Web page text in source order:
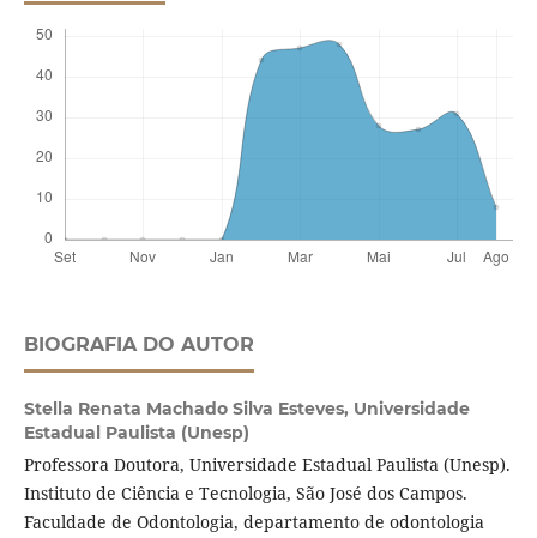
BIOGRAFIA DO AUTOR
Stella Renata Machado Silva Esteves, Universidade
Estadual Paulista (Unesp)
Professora Doutora, Universidade Estadual Paulista (Unesp).
Instituto de Ciência e Tecnologia, São José dos Campos.
Faculdade de Odontologia, departamento de odontologia